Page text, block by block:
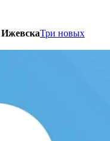
ИжевскаТри новых